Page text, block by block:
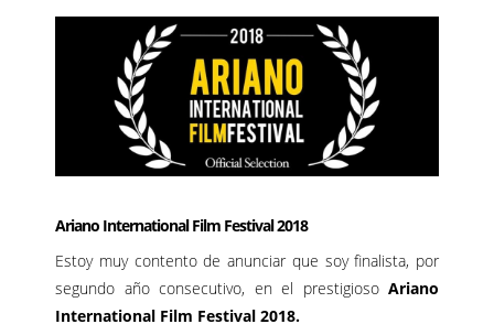
Ariano International Film Festival 2018
Estoy muy contento de anunciar que soy finalista, por
segundo año consecutivo, en el prestigioso Ariano
International Film Festival 2018.